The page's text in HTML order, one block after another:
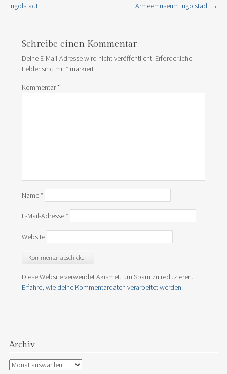
Ingolstadt
Armeemuseum Ingolstadt →
Schreibe einen Kommentar
Deine E-Mail-Adresse wird nicht veröffentlicht. Erforderliche
Felder sind mit*markiert
Kommentar*
Name*
E-Mail-Adresse*
Website
Diese Website verwendet Akismet, um Spam zu reduzieren.
Erfahre, wie deine Kommentardaten verarbeitet werden.
Archiv
Archiv